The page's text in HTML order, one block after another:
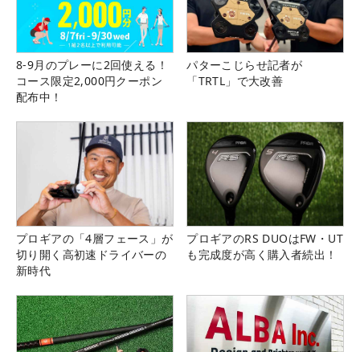
8-9月のプレーに2回使える！
コース限定2,000円クーポン
配布中！
パターこじらせ記者が
「TRTL」で大改善
プロギアの「4層フェース」が
切り開く高初速ドライバーの
新時代
プロギアのRS DUOはFW・UT
も完成度が高く購入者続出！